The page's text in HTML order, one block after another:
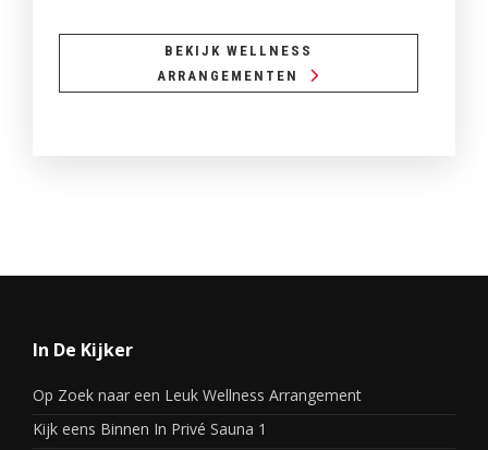
BEKIJK WELLNESS
ARRANGEMENTEN
In De Kijker
Op Zoek naar een Leuk Wellness Arrangement
Kijk eens Binnen In Privé Sauna 1